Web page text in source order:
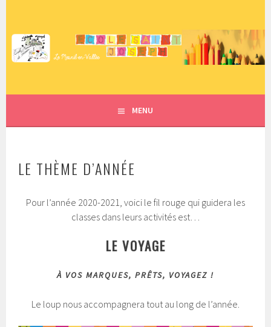
contenu
principalECOLE SAINT JOSEPH – LE
MESNIL EN VALLÉE
MENU
LE THÈME D’ANNÉE
Pour l’année 2020-2021, voici le fil rouge qui guidera les
classes dans leurs activités est…
LE VOYAGE
À VOS MARQUES, PRÊTS, VOYAGEZ !
Le loup nous accompagnera tout au long de l’année.